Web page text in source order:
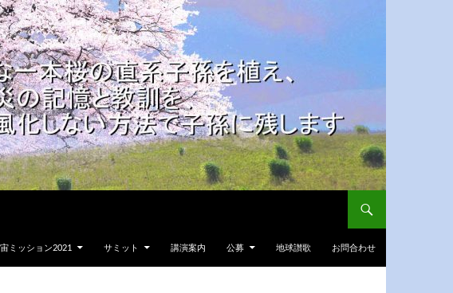
ミッション2021 サミット 講演案内 公募 地球讃歌 お問合わせ